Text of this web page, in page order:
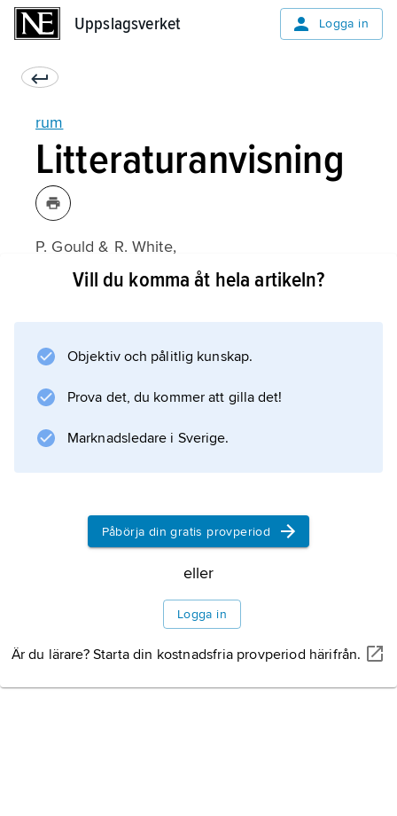
Uppslagsverket Logga in
rum
Litteraturanvisning
P. Gould & R. White,
Mental Maps
Vill du komma åt hela artikeln?
Objektiv och pålitlig kunskap.
Prova det, du kommer att gilla det!
Marknadsledare i Sverige.
Påbörja din gratis provperiod
eller
Logga in
Är du lärare? Starta din kostnadsfria provperiod härifrån.